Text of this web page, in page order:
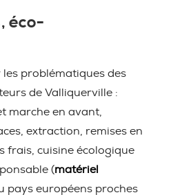
éco-
problématiques des
de Valliquerville :
marche en avant,
extraction, remises en
frais, cuisine écologique
(matériel
pays européens proches